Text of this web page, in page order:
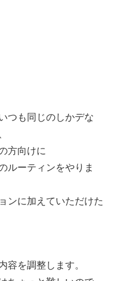
つも同じのしかデな
方向けに
ルーティンをやりま
ンに加えていただけた
容を調整します。